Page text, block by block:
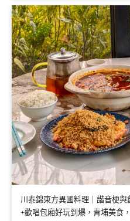
川泰錦東方異國料理｜諧音梗
+歡唱包廂好玩到爆，青埔美食